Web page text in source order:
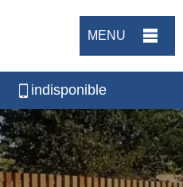
MENU
indisponible